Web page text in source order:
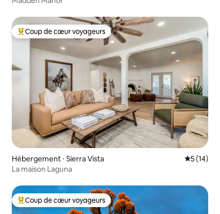
Coups de cœur voyageurs les plus appréciés
Coup de cœur voyageurs
Hébergement ⋅ Sierra Vista
5 (14)
La maison Laguna
Coups de cœur voyageurs les plus appréciés
Coup de cœur voyageurs